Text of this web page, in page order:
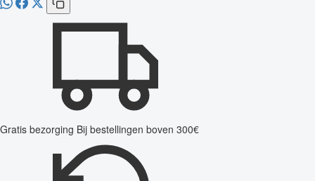
Gratis bezorging Bij bestellingen boven 300€